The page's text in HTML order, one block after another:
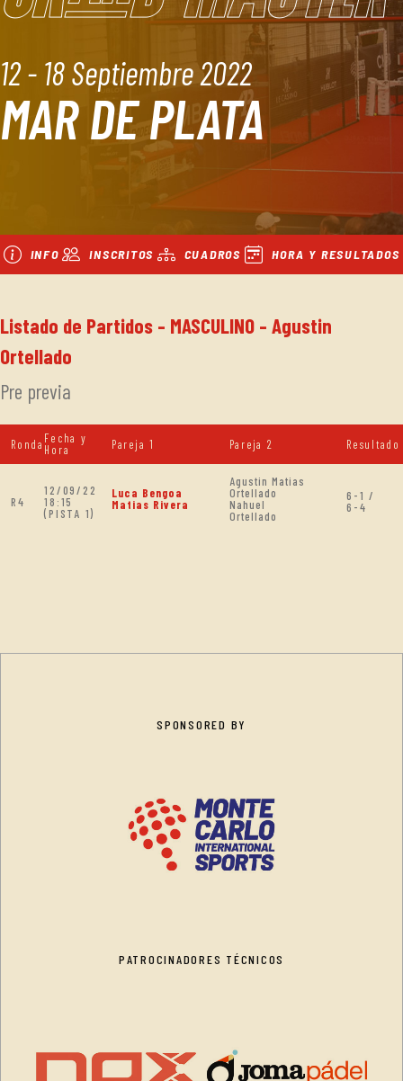
12 - 18 Septiembre 2022
MAR DE PLATA
INFO INSCRITOS CUADROS HORA Y RESULTADOS
Listado de Partidos - MASCULINO - Agustin
Ortellado
Pre previa
Ronda Fecha y
Hora
Pareja 1 Pareja 2 Resultado
R4
12/09/22
18:15
(PISTA 1)
Luca Bengoa
Matias Rivera
Agustin Matias
Ortellado
Nahuel
Ortellado
6-1 /
6-4
SPONSORED BY
PATROCINADORES TÉCNICOS